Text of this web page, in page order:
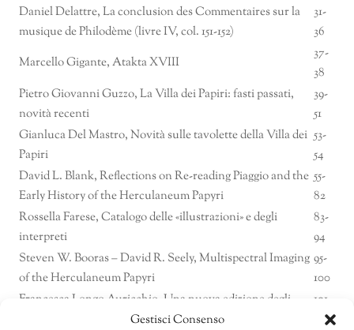
Gestisci Consenso
Daniel Delattre, La conclusion des Commentaires sur la
musique de Philodème (livre IV, col. 151-152)
31-
36
Marcello Gigante, Atakta XVIII
37-
38
Pietro Giovanni Guzzo, La Villa dei Papiri: fasti passati,
novità recenti
39-
51
Gianluca Del Mastro, Novità sulle tavolette della Villa dei
Papiri
53-
54
David L. Blank, Reflections on Re-reading Piaggio and the
Early History of the Herculaneum Papyri
55-
82
Rossella Farese, Catalogo delle «illustrazioni» e degli
interpreti
83-
94
Steven W. Booras – David R. Seely, Multispectral Imaging
of the Herculaneum Papyri
95-
100
Francesca Longo Auricchio, Una nuova edizione degli
Epigrammi di Filodemo
101-
105